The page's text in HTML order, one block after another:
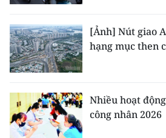
TIN MỚI
TIN ĐỊA PHƯƠNG
Đồng bằng sông Hồng
Bắc Trung Bộ
[Ảnh] Nút giao
hạng mục then
Nhiều hoạt
công nhân 2026